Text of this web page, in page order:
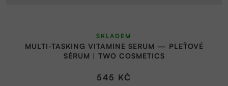
MULTI-TASKING VITAMINE SERUM — PLEŤOVÉ
SÉRUM | TWO COSMETICS
SKLADEM
545 KČ